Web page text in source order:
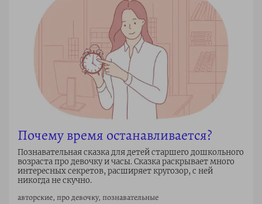
Почему время останавливается?
Познавательная сказка для детей старшего дошкольного
возраста про девочку и часы. Сказка раскрывает много
интересных секретов, расширяет кругозор, с ней
никогда не скучно.
авторские, про девочку, познавательные